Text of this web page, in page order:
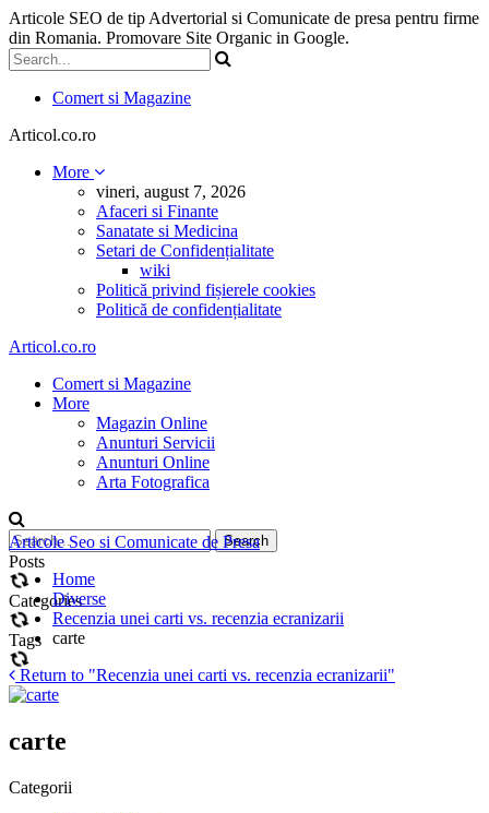
Articole SEO de tip Advertorial si Comunicate de presa pentru firme
din Romania. Promovare Site Organic in Google.
Comert si Magazine
Articol.co.ro
More
vineri, august 7, 2026
Afaceri si Finante
Sanatate si Medicina
Setari de Confidențialitate
wiki
Politică privind fișierele cookies
Politică de confidențialitate
Articol.co.ro
Comert si Magazine
More
Magazin Online
Anunturi Servicii
Anunturi Online
Arta Fotografica
Posts
Categories
Tags
Articole Seo si Comunicate de Presa
Home
Diverse
Recenzia unei carti vs. recenzia ecranizarii
carte
Return to "Recenzia unei carti vs. recenzia ecranizarii"
carte
Categorii